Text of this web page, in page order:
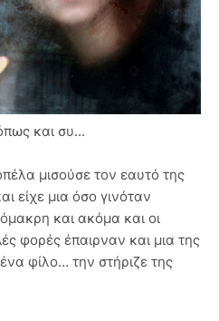
και συ...
μισούσε τον εαυτό της
είχε μια όσο γινόταν
και ακόμα και οι
φορές έπαιρναν και μια της
φίλο… την στήριζε της